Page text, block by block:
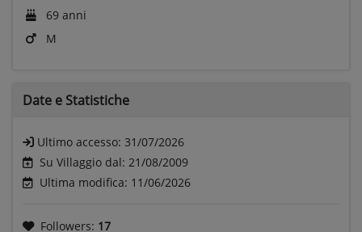
69 anni
M
Date e Statistiche
Ultimo accesso: 31/07/2026
Su Villaggio dal: 21/08/2009
Ultima modifica: 11/06/2026
Followers: 17